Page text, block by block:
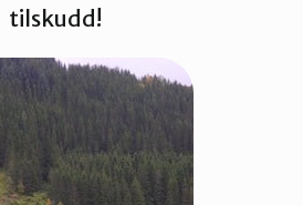
tilskudd!